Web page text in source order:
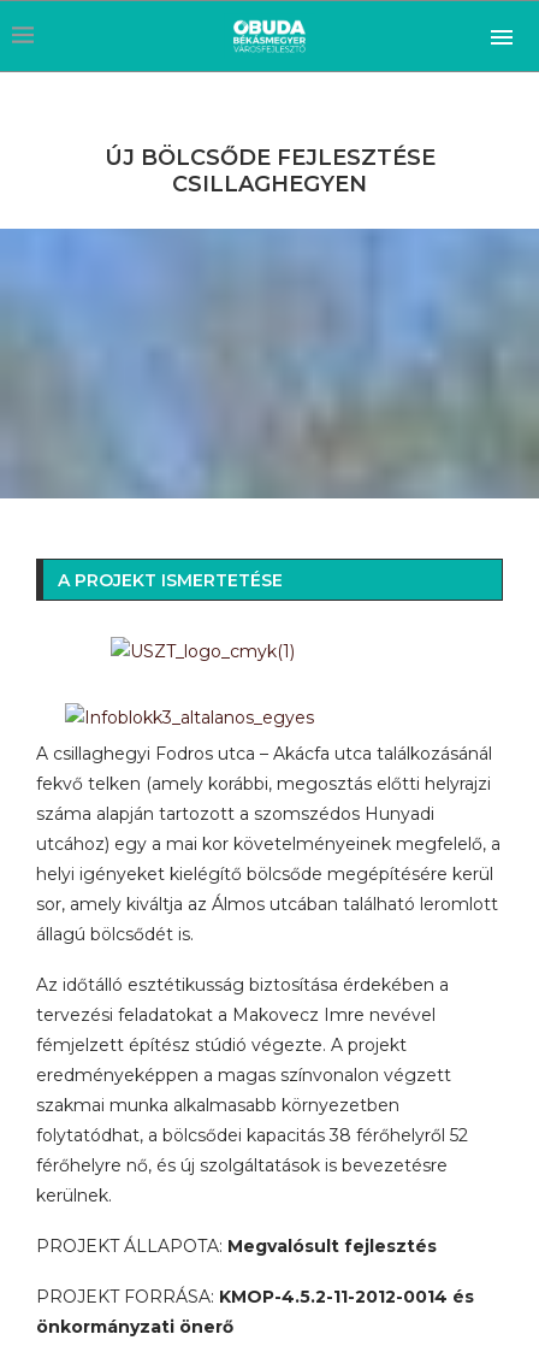
ÚJ BÖLCSŐDE FEJLESZTÉSE
CSILLAGHEGYEN
A PROJEKT ISMERTETÉSE
A csillaghegyi Fodros utca – Akácfa utca találkozásánál
fekvő telken (amely korábbi, megosztás előtti helyrajzi
száma alapján tartozott a szomszédos Hunyadi
utcához) egy a mai kor követelményeinek megfelelő, a
helyi igényeket kielégítő bölcsőde megépítésére kerül
sor, amely kiváltja az Álmos utcában található leromlott
állagú bölcsődét is.
Az időtálló esztétikusság biztosítása érdekében a
tervezési feladatokat a Makovecz Imre nevével
fémjelzett építész stúdió végezte. A projekt
eredményeképpen a magas színvonalon végzett
szakmai munka alkalmasabb környezetben
folytatódhat, a bölcsődei kapacitás 38 férőhelyről 52
férőhelyre nő, és új szolgáltatások is bevezetésre
kerülnek.
PROJEKT ÁLLAPOTA: Megvalósult fejlesztés
PROJEKT FORRÁSA: KMOP-4.5.2-11-2012-0014 és
önkormányzati önerő